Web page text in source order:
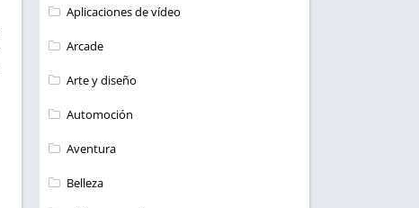
Aplicaciones de vídeo
Arcade
Arte y diseño
Automoción
Aventura
Belleza